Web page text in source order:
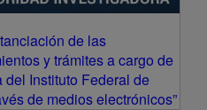
de las
y trámites a cargo de
Instituto Federal de
de medios electrónicos”